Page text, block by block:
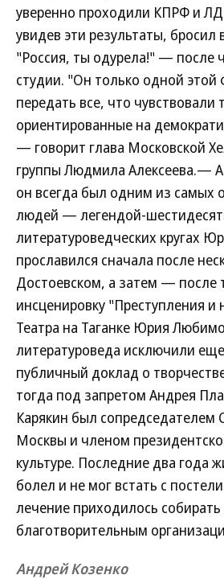
уверенно проходили КПРФ и
увидев эти результаты, бросил
"Россия, ты одурела!" — после
студии. "Он только одной этой
передать все, что чувствовали
ориентированные на
— говорит глава Московской
группы Людмила Алексеева.—
он всегда был одним из самых
людей — легендой-
литературоведческих кругах
прославился сначала после
Достоевском, а затем — после
инсценировку "Преступления и
Театра на Таганке Юрия
литературоведа исключили
публичный доклад о
тогда под запретом Андрея
Карякин был сопредседателем
Москвы и членом
культуре. Последние два года
болел и не мог встать с
лечение приходилось собирать
благотворительным
Андрей Козенко